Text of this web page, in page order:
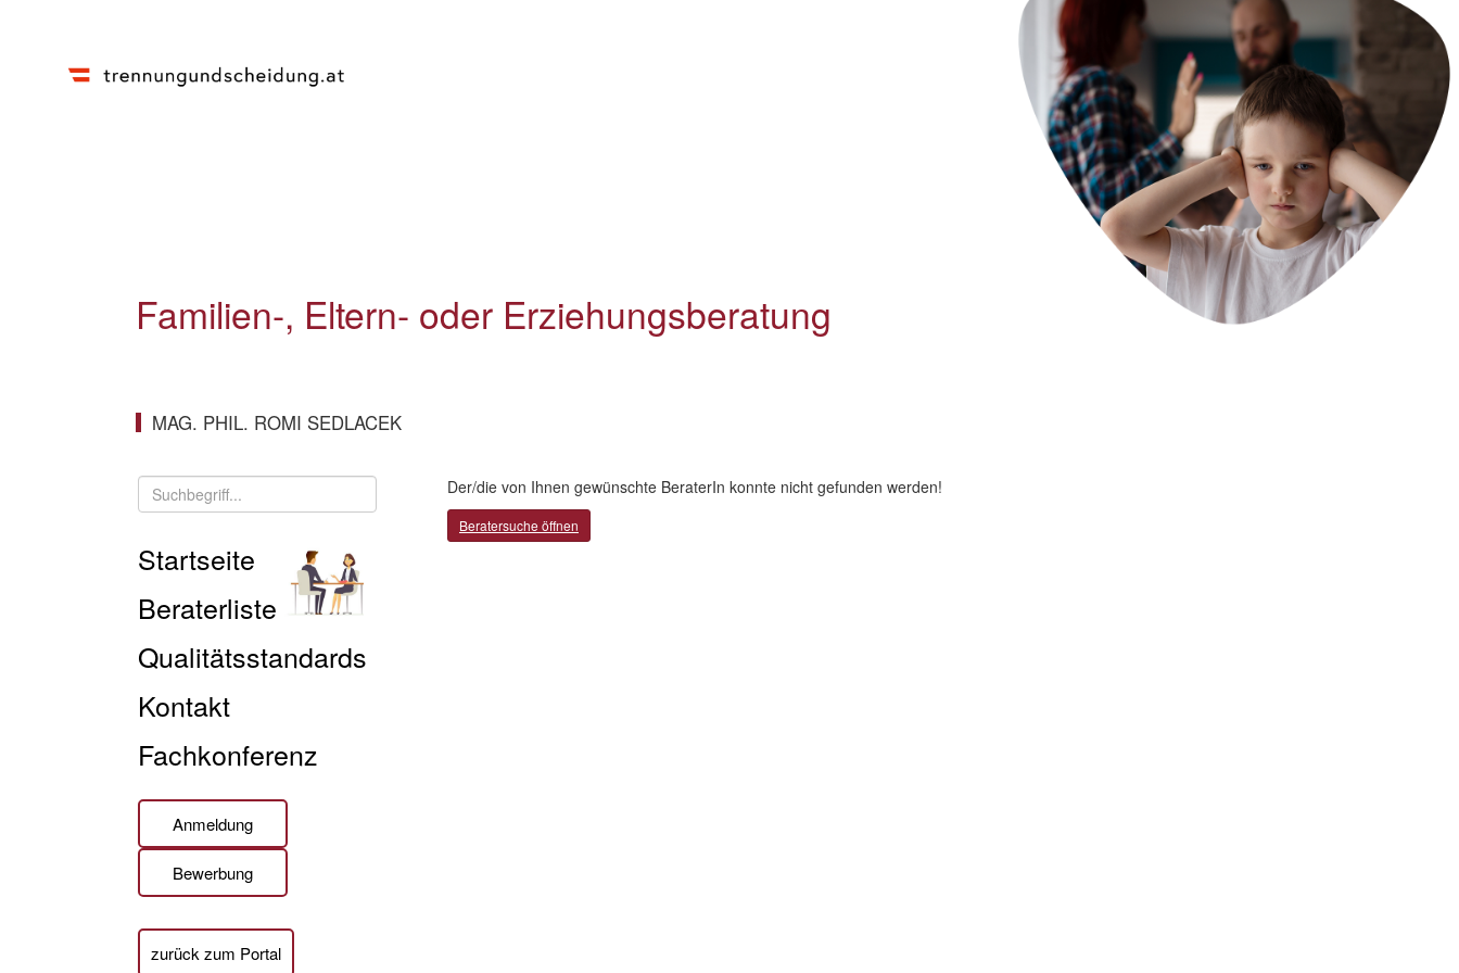
Familien-, Eltern- oder Erziehungsberatung
MAG. PHIL. ROMI SEDLACEK
Startseite
Beraterliste
Qualitätsstandards
Kontakt
Fachkonferenz
Anmeldung
Bewerbung
zurück zum Portal
Der/die von Ihnen gewünschte BeraterIn konnte nicht gefunden werden!
Beratersuche öffnen